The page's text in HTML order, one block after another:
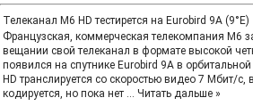
Телеканал M6 HD тестирется на Eurobird 9А (9°E)
Французская, коммерческая телекомпания M6
вещании свой телеканал в формате высокой
появился на спутнике Eurobird 9А в
HD транслируется со скоростью видео 7 Мбит/
кодируется, но пока нет ... Читать дальше »